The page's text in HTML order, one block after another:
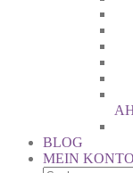
BLOG
MEIN KONTO